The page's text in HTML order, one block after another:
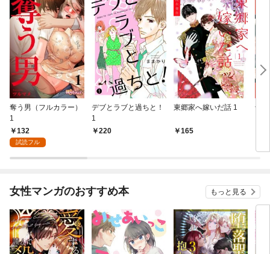
奪う男（フルカラー）
1
132
試読フル
デブとラブと過ちと！
1
220
東郷家へ嫁いだ話 1
165
十
女性マンガのおすすめ本 もっと見る